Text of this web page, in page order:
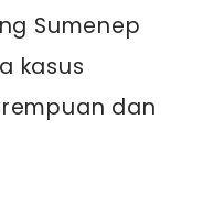
Sumenep
kasus
dan